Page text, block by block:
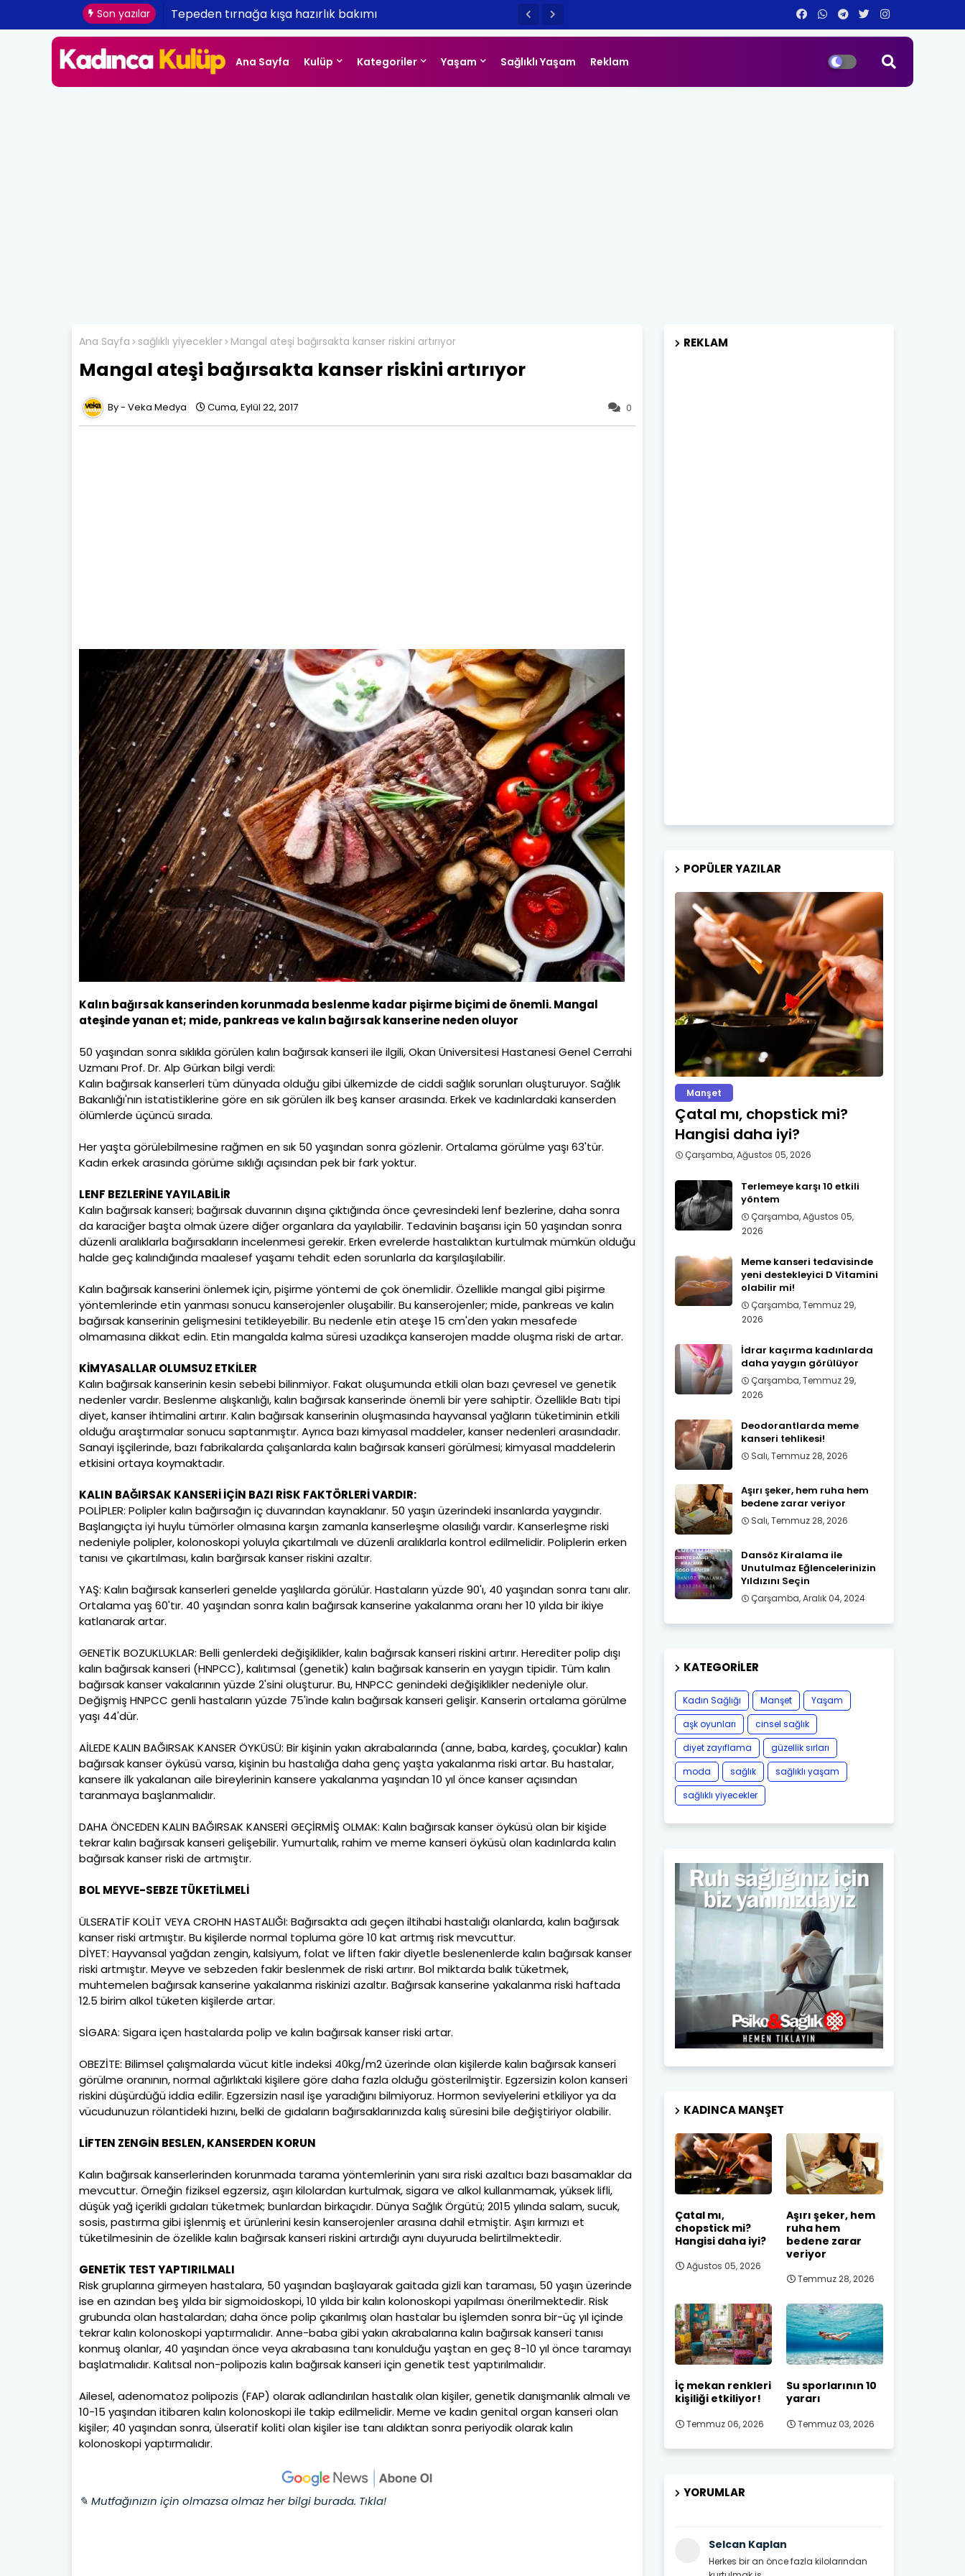
Son yazılar Tepeden tırnağa kışa hazırlık bakımı
Ana Sayfa Kulüp Kategoriler Yaşam Sağlıklı Yaşam Reklam
Ana Sayfa sağlıklı yiyecekler Mangal ateşi bağırsakta kanser riskini artırıyor
Mangal ateşi bağırsakta kanser riskini artırıyor
0
Veka Medya Cuma, Eylül 22, 2017
Kalın bağırsak kanserinden korunmada beslenme kadar pişirme biçimi de önemli. Mangal
ateşinde yanan et; mide, pankreas ve kalın bağırsak kanserine neden oluyor
50 yaşından sonra sıklıkla görülen kalın bağırsak kanseri ile ilgili, Okan Üniversitesi Hastanesi Genel Cerrahi
Uzmanı Prof. Dr. Alp Gürkan bilgi verdi:
Kalın bağırsak kanserleri tüm dünyada olduğu gibi ülkemizde de ciddi sağlık sorunları oluşturuyor. Sağlık
Bakanlığı'nın istatistiklerine göre en sık görülen ilk beş kanser arasında. Erkek ve kadınlardaki kanserden
ölümlerde üçüncü sırada.
Her yaşta görülebilmesine rağmen en sık 50 yaşından sonra gözlenir. Ortalama görülme yaşı 63'tür.
Kadın erkek arasında görüme sıklığı açısından pek bir fark yoktur.
LENF BEZLERİNE YAYILABİLİR
Kalın bağırsak kanseri; bağırsak duvarının dışına çıktığında önce çevresindeki lenf bezlerine, daha sonra
da karaciğer başta olmak üzere diğer organlara da yayılabilir. Tedavinin başarısı için 50 yaşından sonra
düzenli aralıklarla bağırsakların incelenmesi gerekir. Erken evrelerde hastalıktan kurtulmak mümkün olduğu
halde geç kalındığında maalesef yaşamı tehdit eden sorunlarla da karşılaşılabilir.
Kalın bağırsak kanserini önlemek için, pişirme yöntemi de çok önemlidir. Özellikle mangal gibi pişirme
yöntemlerinde etin yanması sonucu kanserojenler oluşabilir. Bu kanserojenler; mide, pankreas ve kalın
bağırsak kanserinin gelişmesini tetikleyebilir. Bu nedenle etin ateşe 15 cm'den yakın mesafede
olmamasına dikkat edin. Etin mangalda kalma süresi uzadıkça kanserojen madde oluşma riski de artar.
KİMYASALLAR OLUMSUZ ETKİLER
Kalın bağırsak kanserinin kesin sebebi bilinmiyor. Fakat oluşumunda etkili olan bazı çevresel ve genetik
nedenler vardır. Beslenme alışkanlığı, kalın bağırsak kanserinde önemli bir yere sahiptir. Özellikle Batı tipi
diyet, kanser ihtimalini artırır. Kalın bağırsak kanserinin oluşmasında hayvansal yağların tüketiminin etkili
olduğu araştırmalar sonucu saptanmıştır. Ayrıca bazı kimyasal maddeler, kanser nedenleri arasındadır.
Sanayi işçilerinde, bazı fabrikalarda çalışanlarda kalın bağırsak kanseri görülmesi; kimyasal maddelerin
etkisini ortaya koymaktadır.
KALIN BAĞIRSAK KANSERİ İÇİN BAZI RİSK FAKTÖRLERİ VARDIR:
POLİPLER: Polipler kalın bağırsağın iç duvarından kaynaklanır. 50 yaşın üzerindeki insanlarda yaygındır.
Başlangıçta iyi huylu tümörler olmasına karşın zamanla kanserleşme olasılığı vardır. Kanserleşme riski
nedeniyle polipler, kolonoskopi yoluyla çıkartılmalı ve düzenli aralıklarla kontrol edilmelidir. Poliplerin erken
tanısı ve çıkartılması, kalın barğırsak kanser riskini azaltır.
YAŞ: Kalın bağırsak kanserleri genelde yaşlılarda görülür. Hastaların yüzde 90'ı, 40 yaşından sonra tanı alır.
Ortalama yaş 60'tır. 40 yaşından sonra kalın bağırsak kanserine yakalanma oranı her 10 yılda bir ikiye
katlanarak artar.
GENETİK BOZUKLUKLAR: Belli genlerdeki değişiklikler, kalın bağırsak kanseri riskini artırır. Herediter polip dışı
kalın bağırsak kanseri (HNPCC), kalıtımsal (genetik) kalın bağırsak kanserin en yaygın tipidir. Tüm kalın
bağırsak kanser vakalarının yüzde 2'sini oluşturur. Bu, HNPCC genindeki değişiklikler nedeniyle olur.
Değişmiş HNPCC genli hastaların yüzde 75'inde kalın bağırsak kanseri gelişir. Kanserin ortalama görülme
yaşı 44'dür.
AİLEDE KALIN BAĞIRSAK KANSER ÖYKÜSÜ: Bir kişinin yakın akrabalarında (anne, baba, kardeş, çocuklar) kalın
bağırsak kanser öyküsü varsa, kişinin bu hastalığa daha genç yaşta yakalanma riski artar. Bu hastalar,
kansere ilk yakalanan aile bireylerinin kansere yakalanma yaşından 10 yıl önce kanser açısından
taranmaya başlanmalıdır.
DAHA ÖNCEDEN KALIN BAĞIRSAK KANSERİ GEÇİRMİŞ OLMAK: Kalın bağırsak kanser öyküsü olan bir kişide
tekrar kalın bağırsak kanseri gelişebilir. Yumurtalık, rahim ve meme kanseri öyküsü olan kadınlarda kalın
bağırsak kanser riski de artmıştır.
BOL MEYVE-SEBZE TÜKETİLMELİ
ÜLSERATİF KOLİT VEYA CROHN HASTALIĞI: Bağırsakta adı geçen iltihabi hastalığı olanlarda, kalın bağırsak
kanser riski artmıştır. Bu kişilerde normal topluma göre 10 kat artmış risk mevcuttur.
DİYET: Hayvansal yağdan zengin, kalsiyum, folat ve liften fakir diyetle beslenenlerde kalın bağırsak kanser
riski artmıştır. Meyve ve sebzeden fakir beslenmek de riski artırır. Bol miktarda balık tüketmek,
muhtemelen bağırsak kanserine yakalanma riskinizi azaltır. Bağırsak kanserine yakalanma riski haftada
12.5 birim alkol tüketen kişilerde artar.
SİGARA: Sigara içen hastalarda polip ve kalın bağırsak kanser riski artar.
OBEZİTE: Bilimsel çalışmalarda vücut kitle indeksi 40kg/m2 üzerinde olan kişilerde kalın bağırsak kanseri
görülme oranının, normal ağırlıktaki kişilere göre daha fazla olduğu gösterilmiştir. Egzersizin kolon kanseri
riskini düşürdüğü iddia edilir. Egzersizin nasıl işe yaradığını bilmiyoruz. Hormon seviyelerini etkiliyor ya da
vücudunuzun rölantideki hızını, belki de gıdaların bağırsaklarınızda kalış süresini bile değiştiriyor olabilir.
LİFTEN ZENGİN BESLEN, KANSERDEN KORUN
Kalın bağırsak kanserlerinden korunmada tarama yöntemlerinin yanı sıra riski azaltıcı bazı basamaklar da
mevcuttur. Örneğin fiziksel egzersiz, aşırı kilolardan kurtulmak, sigara ve alkol kullanmamak, yüksek lifli,
düşük yağ içerikli gıdaları tüketmek; bunlardan birkaçıdır. Dünya Sağlık Örgütü; 2015 yılında salam, sucuk,
sosis, pastırma gibi işlenmiş et ürünlerini kesin kanserojenler arasına dahil etmiştir. Aşırı kırmızı et
tüketilmesinin de özelikle kalın bağırsak kanseri riskini artırdığı aynı duyuruda belirtilmektedir.
GENETİK TEST YAPTIRILMALI
Risk gruplarına girmeyen hastalara, 50 yaşından başlayarak gaitada gizli kan taraması, 50 yaşın üzerinde
ise en azından beş yılda bir sigmoidoskopi, 10 yılda bir kalın kolonoskopi yapılması önerilmektedir. Risk
grubunda olan hastalardan; daha önce polip çıkarılmış olan hastalar bu işlemden sonra bir-üç yıl içinde
tekrar kalın kolonoskopi yaptırmalıdır. Anne-baba gibi yakın akrabalarına kalın bağırsak kanseri tanısı
konmuş olanlar, 40 yaşından önce veya akrabasına tanı konulduğu yaştan en geç 8-10 yıl önce taramayı
başlatmalıdır. Kalıtsal non-polipozis kalın bağırsak kanseri için genetik test yaptırılmalıdır.
Ailesel, adenomatoz polipozis (FAP) olarak adlandırılan hastalık olan kişiler, genetik danışmanlık almalı ve
10-15 yaşından itibaren kalın kolonoskopi ile takip edilmelidir. Meme ve kadın genital organ kanseri olan
kişiler; 40 yaşından sonra, ülseratif koliti olan kişiler ise tanı aldıktan sonra periyodik olarak kalın
kolonoskopi yaptırmalıdır.
✎ Mutfağınızın için olmazsa olmaz her bilgi burada. Tıkla!
REKLAM
POPÜLER YAZILAR
Manşet
Çatal mı, chopstick mi?
Hangisi daha iyi?
Çarşamba, Ağustos 05, 2026
Terlemeye karşı 10 etkili
yöntem
Çarşamba, Ağustos 05,
2026
Meme kanseri tedavisinde
yeni destekleyici D Vitamini
olabilir mi!
Çarşamba, Temmuz 29,
2026
İdrar kaçırma kadınlarda
daha yaygın görülüyor
Çarşamba, Temmuz 29,
2026
Deodorantlarda meme
kanseri tehlikesi!
Salı, Temmuz 28, 2026
Aşırı şeker, hem ruha hem
bedene zarar veriyor
Salı, Temmuz 28, 2026
Dansöz Kiralama ile
Unutulmaz Eğlencelerinizin
Yıldızını Seçin
Çarşamba, Aralık 04, 2024
KATEGORILER
Kadın Sağlığı Manşet
Yaşam
aşk oyunları
cinsel sağlık
diyet zayıflama
güzellik sırları
moda
sağlık
sağlıklı yaşam
sağlıklı yiyecekler
KADINCA MANŞET
Çatal mı,
chopstick mi?
Hangisi daha iyi?
Ağustos 05, 2026
Aşırı şeker, hem
ruha hem
bedene zarar
veriyor
Temmuz 28, 2026
İç mekan renkleri
kişiliği etkiliyor!
Temmuz 06, 2026
Su sporlarının 10
yararı
Temmuz 03, 2026
YORUMLAR
Selcan Kaplan
Herkes bir an önce fazla kilolarından